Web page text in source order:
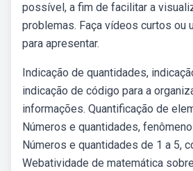
possível, a fim de facilitar a
problemas. Faça vídeos curtos ou
para apresentar.
Indicação de quantidades,
indicação de código para a
informações. Quantificação de
Números e quantidades,
Números e quantidades de 1 a 5,
Webatividade de matemática